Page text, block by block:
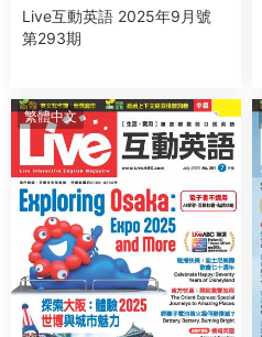
Live互動英語 2025年9月號
第293期
繁體中文